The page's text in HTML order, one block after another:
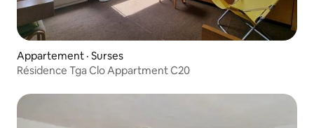
Appartement · Surses
Résidence Tga Clo Appartment C20